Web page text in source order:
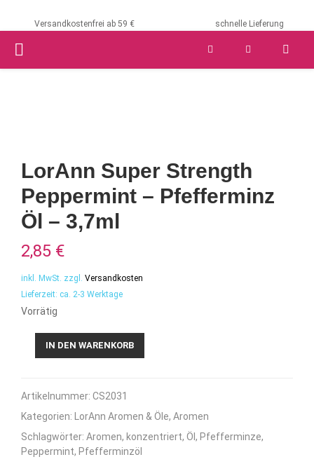
Versandkostenfrei ab 59 € schnelle Lieferung
PRIMARY
LorAnn Super Strength
Peppermint – Pfefferminz
Öl – 3,7ml
2,85 €
inkl. MwSt. zzgl. Versandkosten
Lieferzeit: ca. 2-3 Werktage
Vorrätig
-
Pfefferminz
-
3,7ml
IN DEN WARENKORB
Artikelnummer: CS2031
Kategorien:
LorAnn Aromen & Öle, Aromen
Schlagwörter: Aromen, konzentriert, Öl , Pfefferminze,
Peppermint, Pfefferminzöl